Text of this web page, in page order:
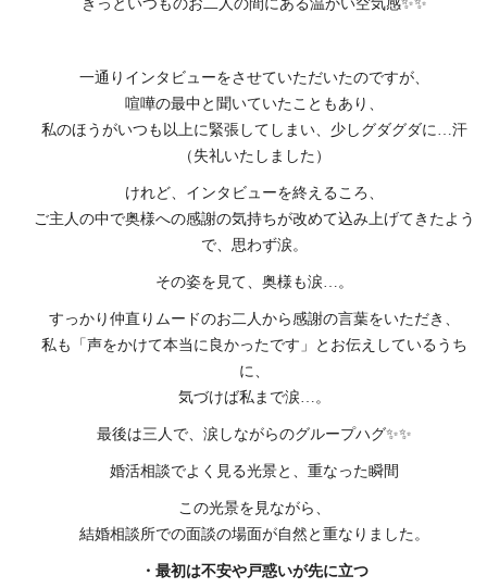
きっといつものお二人の間にある温かい空気感✨✨
一通りインタビューをさせていただいたのですが、
喧嘩の最中と聞いていたこともあり、
私のほうがいつも以上に緊張してしまい、少しグダグダに…汗
（失礼いたしました）
けれど、インタビューを終えるころ、
ご主人の中で奥様への感謝の気持ちが改めて込み上げてきたよう
で、思わず涙。
その姿を見て、奥様も涙…。
すっかり仲直りムードのお二人から感謝の言葉をいただき、
私も「声をかけて本当に良かったです」とお伝えしているうち
に、
気づけば私まで涙…。
最後は三人で、涙しながらのグループハグ✨✨
婚活相談でよく見る光景と、重なった瞬間
この光景を見ながら、
結婚相談所での面談の場面が自然と重なりました。
・最初は不安や戸惑いが先に立つ